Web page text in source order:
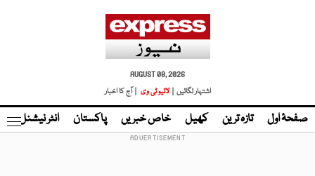
AUGUST 08, 2026
اشتہار لگائیں |
لائیو ٹی وی | آج کا اخبار
صفحۂ اول تازہ ترین کھیل خاص خبریں پاکستان انٹر نیشنل